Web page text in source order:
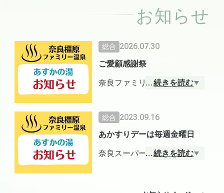
お知らせ
総合 2026.07.30
ご愛顧感謝祭
奈良ファミリー温泉あすかの
新しましたのでご覧ください
ませ。
詳細はこちらから
…続きを読む
総合 2023.09.16
あかすりデーは毎週金曜日
奈良スーパー銭湯「あすかの
…続きを読む